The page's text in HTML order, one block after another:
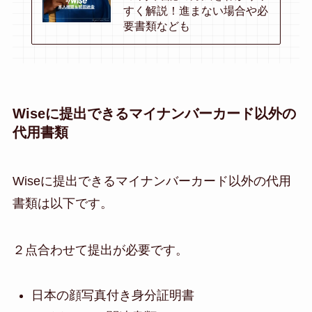
すく解説！進まない場合や必
要書類なども
Wiseに提出できるマイナンバーカード以外の
代用書類
Wiseに提出できるマイナンバーカード以外の代用
書類は以下です。
２点合わせて提出が必要です。
日本の顔写真付き身分証明書